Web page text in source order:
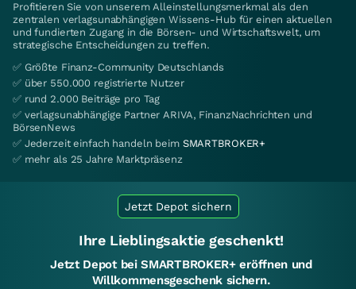
Profitieren Sie von unserem Alleinstellungsmerkmal als den
zentralen verlagsunabhängigen Wissens-Hub für einen aktuellen
und fundierten Zugang in die Börsen- und Wirtschaftswelt, um
strategische Entscheidungen zu treffen.
✅ Größte Finanz-Community Deutschlands
✅ über 550.000 registrierte Nutzer
✅ rund 2.000 Beiträge pro Tag
✅ verlagsunabhängige Partner ARIVA, FinanzNachrichten und
BörsenNews
✅ Jederzeit einfach handeln beim SMARTBROKER+
✅ mehr als 25 Jahre Marktpräsenz
Jetzt Depot sichern
Ihre Lieblingsaktie geschenkt!
Jetzt Depot bei SMARTBROKER+ eröffnen und
Willkommensgeschenk sichern.